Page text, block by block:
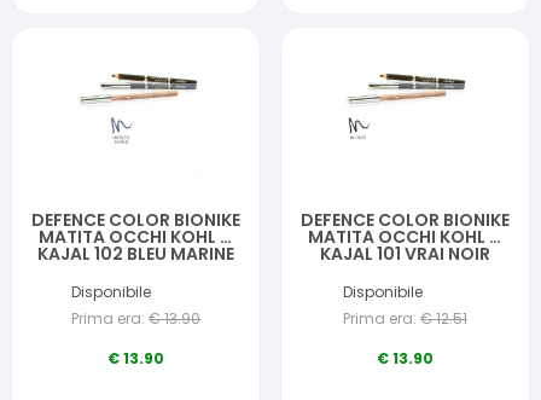
DEFENCE COLOR BIONIKE
MATITA OCCHI KOHL &
KAJAL 102 BLEU MARINE
Disponibile
Prima era: €13.90
€13.90
DEFENCE COLOR BIONIKE
MATITA OCCHI KOHL &
KAJAL 101 VRAI NOIR
Disponibile
Prima era: €12.51
€13.90